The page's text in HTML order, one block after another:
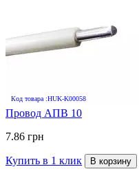
Код товара :HUK-K00058
Провод АПВ 10
7.86 грн
Купить в 1 клик В корзину